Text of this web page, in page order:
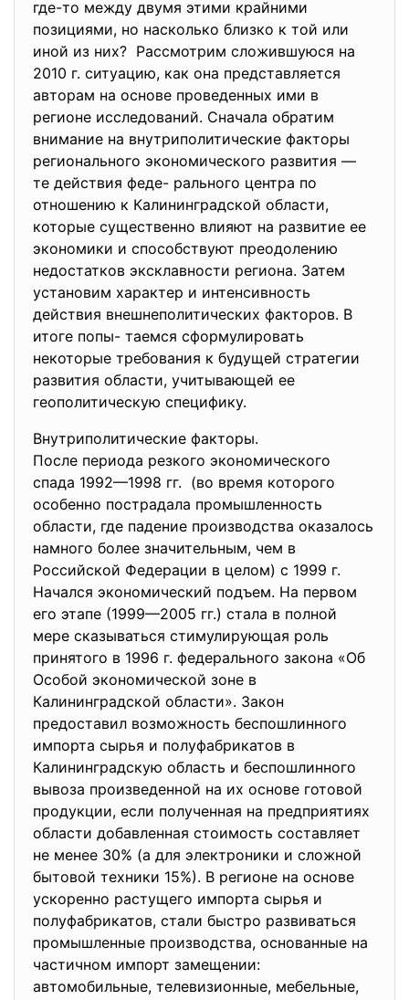
где-то между двумя этими крайними
позициями, но насколько близко к той или
иной из них? Рассмотрим сложившуюся на
2010 г. ситуацию, как она представляется
авторам на основе проведенных ими в
регионе исследований. Сначала обратим
внимание на внутриполитические факторы
регионального экономического развития —
те действия феде- рального центра по
отношению к Калининградской области,
которые существенно влияют на развитие ее
экономики и способствуют преодолению
недостатков эксклавности региона. Затем
установим характер и интенсивность
действия внешнеполитических факторов. В
итоге попы- таемся сформулировать
некоторые требования к будущей стратегии
развития области, учитывающей ее
геополитическую специфику.
Внутриполитические факторы.
После периода резкого экономического
спада 1992—1998 гг. (во время которого
особенно пострадала промышленность
области, где падение производства оказалось
намного более значительным, чем в
Российской Федерации в целом) с 1999 г.
Начался экономический подъем. На первом
его этапе (1999—2005 гг.) стала в полной
мере сказываться стимулирующая роль
принятого в 1996 г. федерального закона «Об
Особой экономической зоне в
Калининградской области». Закон
предоставил возможность беспошлинного
импорта сырья и полуфабрикатов в
Калининградскую область и беспошлинного
вывоза произведенной на их основе готовой
продукции, если полученная на предприятиях
области добавленная стоимость составляет
не менее 30% (а для электроники и сложной
бытовой техники 15%). В регионе на основе
ускоренно растущего импорта сырья и
полуфабрикатов, стали быстро развиваться
промышленные производства, основанные на
частичном импорт замещении:
автомобильные, телевизионные, мебельные,